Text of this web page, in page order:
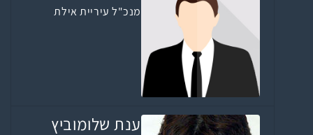
מנכ"ל עיריית אילת
ענת שלומוביץ